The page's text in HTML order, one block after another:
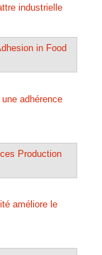
industrielle
adhérence
améliore le